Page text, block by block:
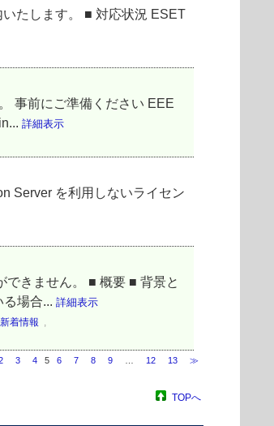
たします。 ■ 対応状況 ESET
事前にご準備ください EEE
詳細表示
Server を利用しないライセン
きません。 ■ 概要 ■ 背景と
場合... 詳細表示
新着情報 ,
3 4 5 6 7 8 9 12 13 ≫
TOPへ